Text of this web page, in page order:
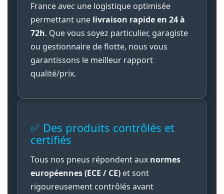
France avec une logistique optimisée
permettant une livraison rapide en 24 à
72h. Que vous soyez particulier, garagiste
ou gestionnaire de flotte, nous vous
garantissons le meilleur rapport
qualité/prix.
✅ Des produits contrôlés et
certifiés
Tous nos pneus répondent aux normes
européennes (ECE / CE) et sont
rigoureusement contrôlés avant